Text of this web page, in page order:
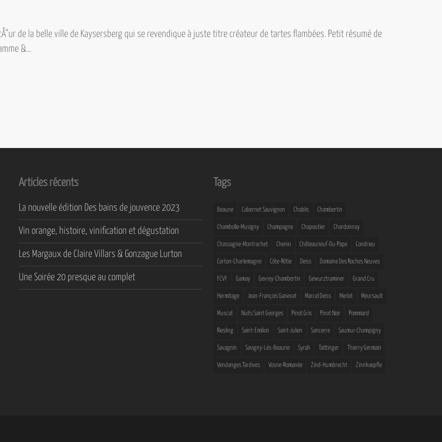
de la belle ville de Kaysersberg qui se revendique à juste titre créateur de tartes flambées. Petit résumé de
&…
Articles récents
La nouvelle édition Des bains de jouvence 2023
Vin orange, histoire, vinification et dégustation
Les Margaux de Claire Villars & Gonzague Lurton
Une Soirée 20 presque au complet
Tags
Beaune Cabernet Sauvignon Chablis Chambertin
Chambolle-Musigny Champagne Chapoutier Chardonnay
Chassagne-Montrachet Chenin Châteauneuf-Du-Pape Condrieu
Corton-Charlemagne Côte-Rôtie Deiss Domaine Des Roches Neuves
FCVF Gamay Gevrey-Chambertin Gewurztraminer Grand Cru
Hermitage Jean-François Ganevat Marcel Deiss Merlot Meursault
Muscat Nuits Saint Georges Pinot Gris Pinot Noir Pommard
Riesling Saint-Emilion Saint-Julien Sancerre Saumur-Champigny
Savagnin Savigny-Lès-Beaune Syrah Taittinger Thierry Germain
Vendanges Tardives Vosne-Romanée Zind-Humbrecht Zinnkoepfle